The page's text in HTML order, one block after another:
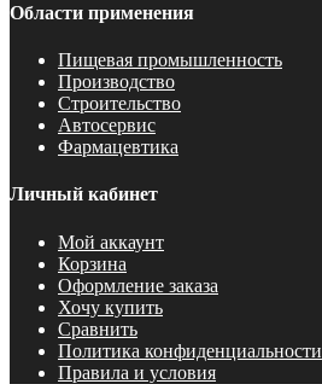
Области применения
Пищевая промышленность
Производство
Строительство
Автосервис
Фармацевтика
Личный кабинет
Мой аккаунт
Корзина
Оформление заказа
Хочу купить
Сравнить
Политика конфиденциальности
Правила и условия